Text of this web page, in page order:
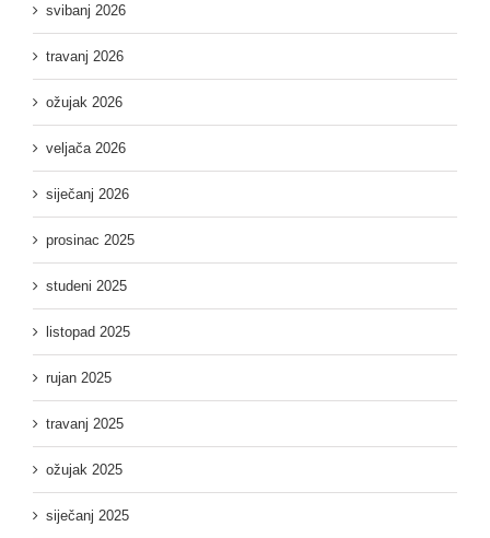
svibanj 2026
travanj 2026
ožujak 2026
veljača 2026
siječanj 2026
prosinac 2025
studeni 2025
listopad 2025
rujan 2025
travanj 2025
ožujak 2025
siječanj 2025